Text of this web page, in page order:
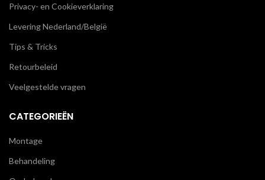
Privacy- en Cookieverklaring
Levering Nederland/België
Tips & Tricks
Retourbeleid
Veelgestelde vragen
CATEGORIEËN
Montage
Behandeling